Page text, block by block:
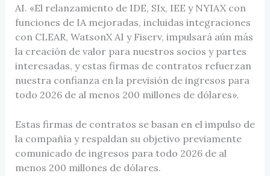
AI. «El relanzamiento de IDE, SIx, IEE y NYIAX con
funciones de IA mejoradas, incluidas integraciones
con CLEAR, WatsonX AI y Fiserv, impulsará aún más
la creación de valor para nuestros socios y partes
interesadas, y estas firmas de contratos refuerzan
nuestra confianza en la previsión de ingresos para
todo 2026 de al menos 200 millones de dólares».
Estas firmas de contratos se basan en el impulso de
la compañía y respaldan su objetivo previamente
comunicado de ingresos para todo 2026 de al
menos 200 millones de dólares.